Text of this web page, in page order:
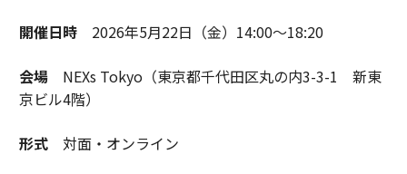
開催日時2026年5月22日（金）14:00～18:20
会場NEXs Tokyo（東京都千代田区丸の内3-3-1 新東
京ビル4階）
形式対面・オンライン